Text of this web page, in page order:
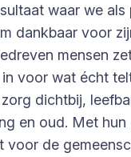
waar we als
dankbaar voor
mensen
voor wat écht
dichtbij,
en oud. Met hun
voor de